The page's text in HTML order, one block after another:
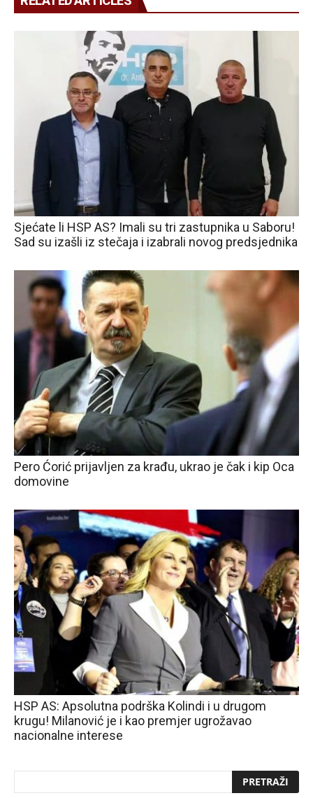
Sjećate li HSP AS? Imali su tri zastupnika u Saboru!
Sad su izašli iz stečaja i izabrali novog predsjednika
Pero Ćorić prijavljen za krađu, ukrao je čak i kip Oca
domovine
HSP AS: Apsolutna podrška Kolindi i u drugom
krugu! Milanović je i kao premjer ugrožavao
nacionalne interese